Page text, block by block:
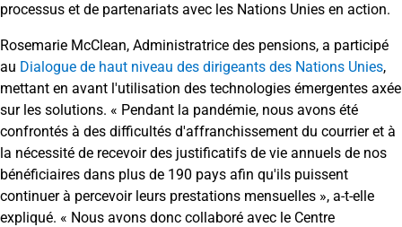
processus et de partenariats avec les Nations Unies en action.
Rosemarie McClean, Administratrice des pensions, a participé
au Dialogue de haut niveau des dirigeants des Nations Unies,
mettant en avant l'utilisation des technologies émergentes axée
sur les solutions. « Pendant la pandémie, nous avons été
confrontés à des difficultés d'affranchissement du courrier et à
la nécessité de recevoir des justificatifs de vie annuels de nos
bénéficiaires dans plus de 190 pays afin qu'ils puissent
continuer à percevoir leurs prestations mensuelles », a-t-elle
expliqué. « Nous avons donc collaboré avec le Centre